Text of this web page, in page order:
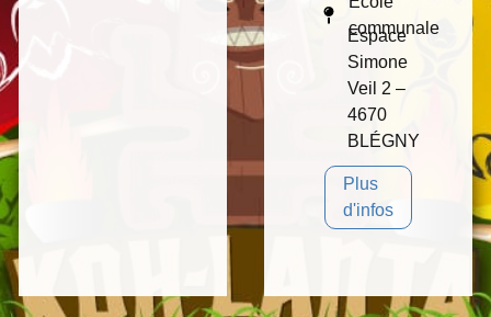
communale
Espace
Simone
Veil 2 –
4670
BLÉGNY
Plus
d'infos